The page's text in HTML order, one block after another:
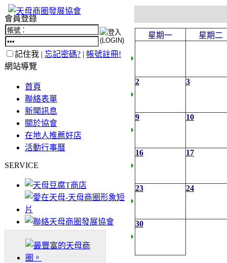
會員登錄
記住我 | 忘記密碼? | 帳號註冊!
網站導覽
首頁
聯絡表單
新聞訊息
關於協會
在地人推薦好店
活動行事曆
SERVICE
星期一 星期二
2 3
9 10
16 17
23 24
30